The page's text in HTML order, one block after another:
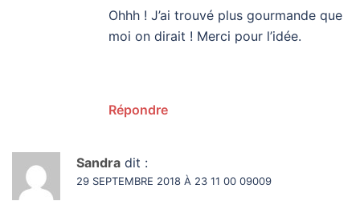
Ohhh ! J’ai trouvé plus gourmande que
moi on dirait ! Merci pour l’idée.
Répondre
Sandra dit :
29 SEPTEMBRE 2018 À 23 11 00 09009